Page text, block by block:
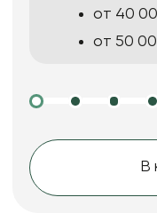
от 40
от 50
В